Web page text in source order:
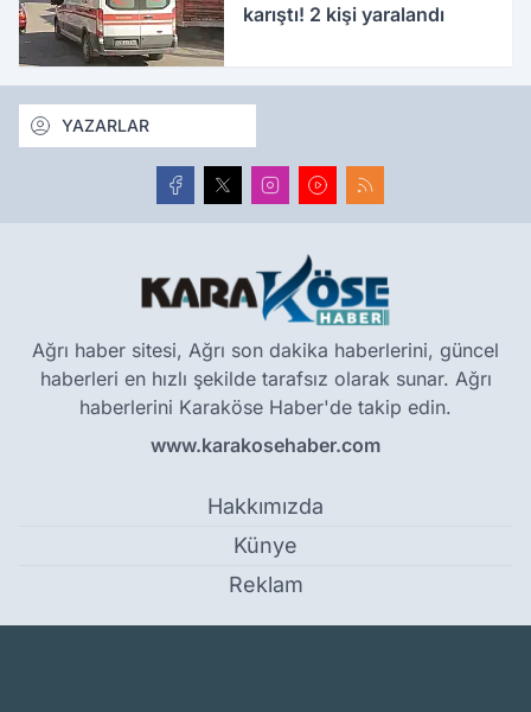
karıştı! 2 kişi yaralandı
YAZARLAR
Ağrı haber sitesi, Ağrı son dakika haberlerini, güncel
haberleri en hızlı şekilde tarafsız olarak sunar. Ağrı
haberlerini Karaköse Haber'de takip edin.
www.karakosehaber.com
Hakkımızda
Künye
Reklam